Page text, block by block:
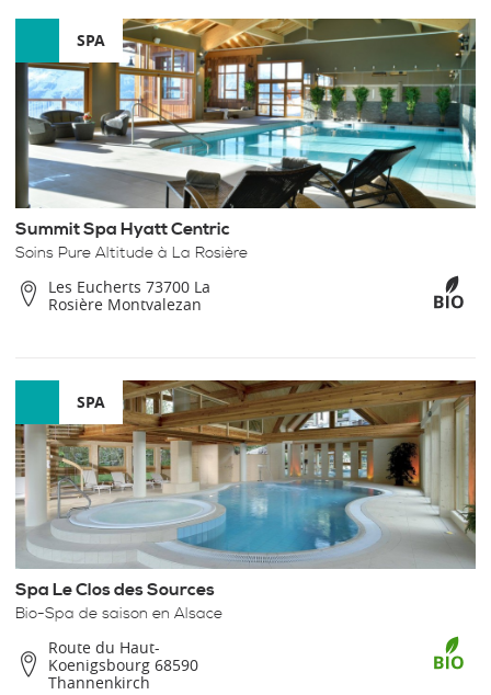
SPA
Summit Spa Hyatt Centric
Soins Pure Altitude à La Rosière
Les Eucherts 73700 La
Rosière Montvalezan
SPA
Spa Le Clos des Sources
Bio-Spa de saison en Alsace
Route du Haut-
Koenigsbourg 68590
Thannenkirch